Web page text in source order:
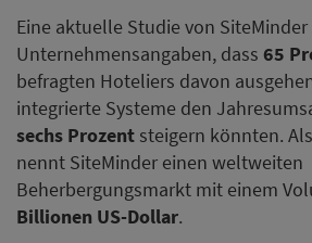
Eine aktuelle Studie von
Unternehmensangaben, dass 65
befragten Hoteliers davon
integrierte Systeme den
sechs Prozent steigern könnten.
nennt SiteMinder einen weltweiten
Beherbergungsmarkt mit einem
Billionen US-Dollar.